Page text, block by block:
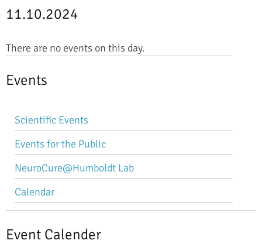
11.10.2024
There are no events on this day.
Events
Skip
navigation
Scientific Events
Events for the Public
NeuroCure@Humboldt Lab
Calendar
Event Calender